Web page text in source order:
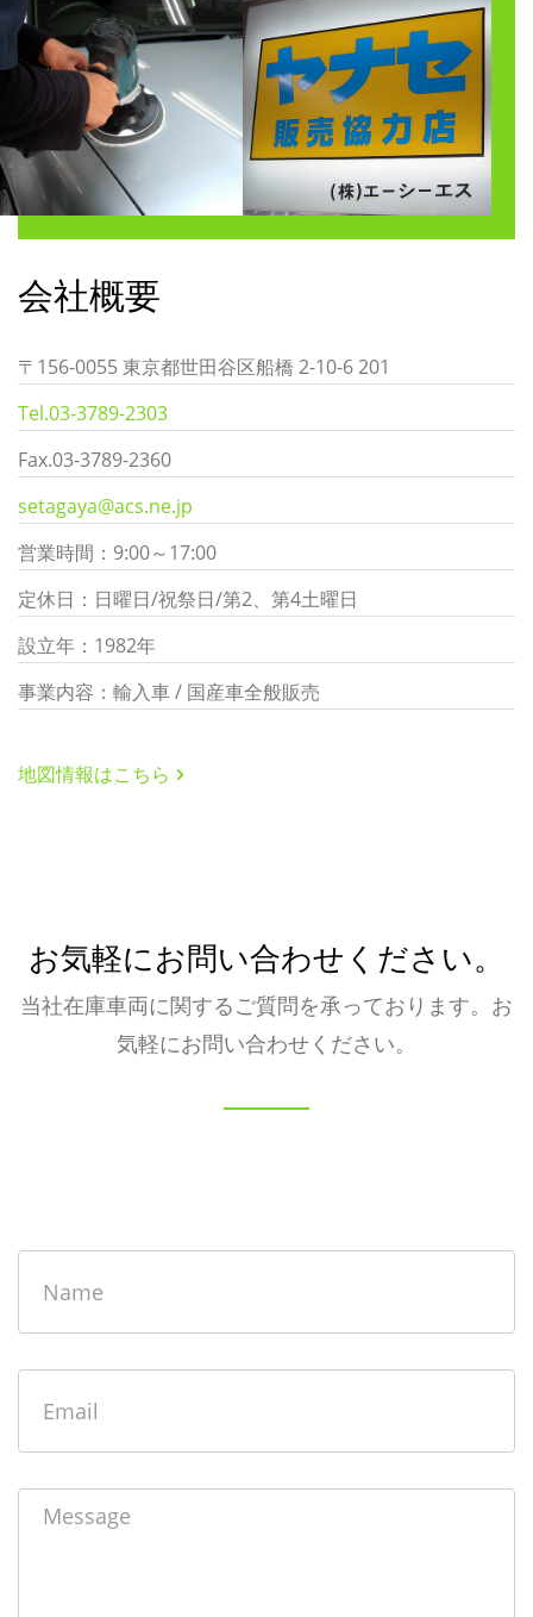
会社概要
〒156-0055 東京都世田谷区船橋 2-10-6 201
Tel.03-3789-2303
Fax.03-3789-2360
setagaya@acs.ne.jp
営業時間：9:00～17:00
定休日：日曜日/祝祭日/第2、第4土曜日
設立年：1982年
事業内容：輸入車 / 国産車全般販売
地図情報はこちら
お気軽にお問い合わせください。
当社在庫車両に関するご質問を承っております。お
気軽にお問い合わせください。
Message